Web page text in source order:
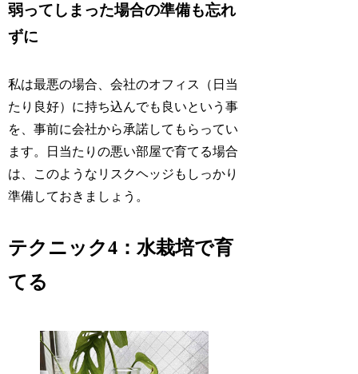
弱ってしまった場合の準備も忘れ
ずに
私は最悪の場合、会社のオフィス（日当
たり良好）に持ち込んでも良いという事
を、事前に会社から承諾してもらってい
ます。日当たりの悪い部屋で育てる場合
は、このようなリスクヘッジもしっかり
準備しておきましょう。
テクニック4：水栽培で育
てる